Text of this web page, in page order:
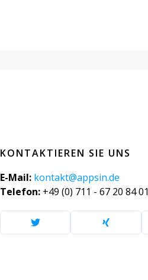
KONTAKTIEREN SIE UNS
E-Mail: kontakt@appsin.de
Telefon: +49 (0) 711 - 67 20 84 01